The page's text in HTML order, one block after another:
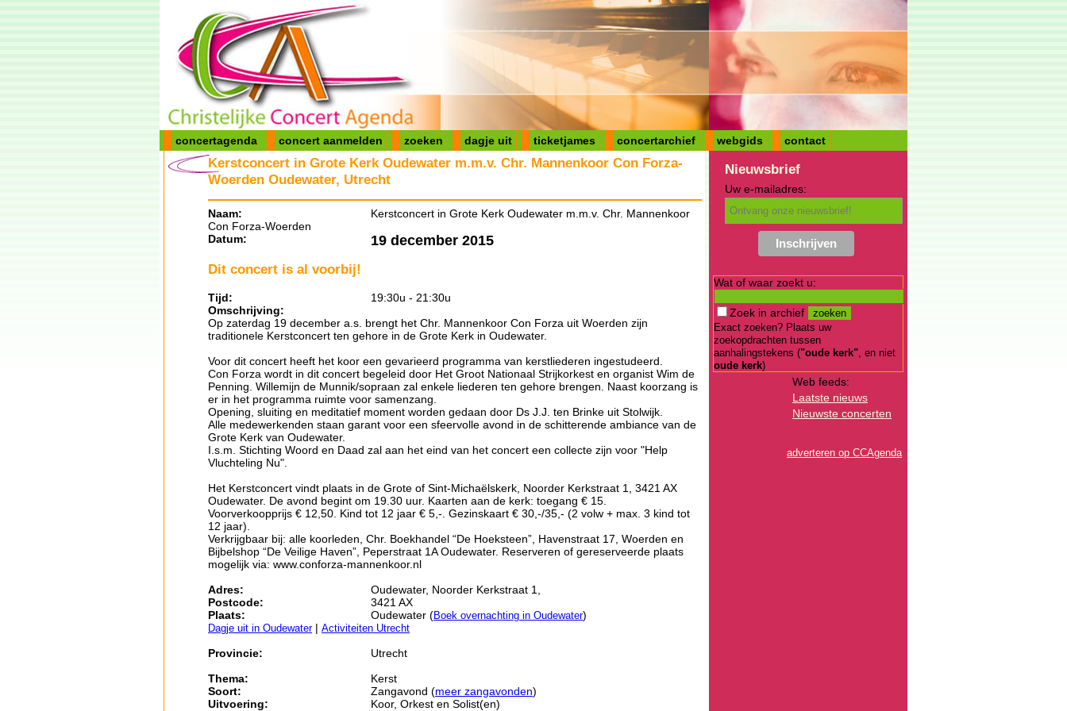
concertagenda concert aanmelden zoeken dagje uit ticketjames concertarchief webgids contact
Kerstconcert in Grote Kerk Oudewater m.m.v. Chr. Mannenkoor Con Forza-
Woerden Oudewater, Utrecht
Naam:
Kerstconcert in Grote Kerk Oudewater m.m.v. Chr. Mannenkoor
Con Forza-Woerden
Datum:
19 december 2015
Dit concert is al voorbij!
Tijd:
19:30u - 21:30u
Omschrijving:
Op zaterdag 19 december a.s. brengt het Chr. Mannenkoor Con Forza uit Woerden zijn
traditionele Kerstconcert ten gehore in de Grote Kerk in Oudewater.
Voor dit concert heeft het koor een gevarieerd programma van kerstliederen ingestudeerd.
Con Forza wordt in dit concert begeleid door Het Groot Nationaal Strijkorkest en organist Wim de
Penning. Willemijn de Munnik/sopraan zal enkele liederen ten gehore brengen. Naast koorzang is
er in het programma ruimte voor samenzang.
Opening, sluiting en meditatief moment worden gedaan door Ds J.J. ten Brinke uit Stolwijk.
Alle medewerkenden staan garant voor een sfeervolle avond in de schitterende ambiance van de
Grote Kerk van Oudewater.
I.s.m. Stichting Woord en Daad zal aan het eind van het concert een collecte zijn voor "Help
Vluchteling Nu".
Het Kerstconcert vindt plaats in de Grote of Sint-Michaëlskerk, Noorder Kerkstraat 1, 3421 AX
Oudewater. De avond begint om 19.30 uur. Kaarten aan de kerk: toegang € 15.
Voorverkoopprijs € 12,50. Kind tot 12 jaar € 5,-. Gezinskaart € 30,-/35,- (2 volw + max. 3 kind tot
12 jaar).
Verkrijgbaar bij: alle koorleden, Chr. Boekhandel “De Hoeksteen”, Havenstraat 17, Woerden en
Bijbelshop “De Veilige Haven”, Peperstraat 1A Oudewater. Reserveren of gereserveerde plaats
mogelijk via: www.conforza-mannenkoor.nl
Adres:
Oudewater, Noorder Kerkstraat 1,
Postcode:
3421 AX
Plaats:
Oudewater (Boek overnachting in Oudewater)
Dagje uit in Oudewater| Activiteiten Utrecht
Provincie:
Utrecht
Thema:
Kerst
Soort:
Zangavond (meer zangavonden)
Uitvoering:
Koor, Orkest en Solist(en)
Nieuwsbrief
Uw e-mailadres:
Wat of waar zoekt u:
Zoek in archief
Exact zoeken? Plaats uw
zoekopdrachten tussen
aanhalingstekens ("oude kerk", en niet
oude kerk)
Web feeds:
Laatste nieuws
Nieuwste concerten
adverteren op CCAgenda